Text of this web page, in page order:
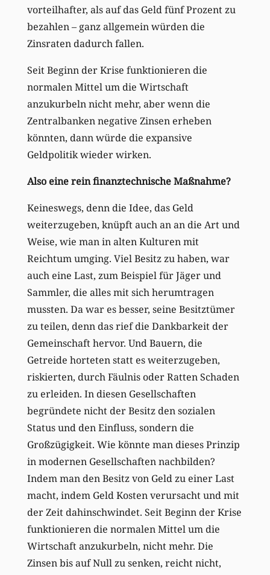
vorteilhafter, als auf das Geld fünf Prozent zu
bezahlen – ganz allgemein würden die
Zinsraten dadurch fallen.
Seit Beginn der Krise funktionieren die
normalen Mittel um die Wirtschaft
anzukurbeln nicht mehr, aber wenn die
Zentralbanken negative Zinsen erheben
könnten, dann würde die expansive
Geldpolitik wieder wirken.
Also eine rein finanztechnische Maßnahme?
Keineswegs, denn die Idee, das Geld
weiterzugeben, knüpft auch an an die Art und
Weise, wie man in alten Kulturen mit
Reichtum umging. Viel Besitz zu haben, war
auch eine Last, zum Beispiel für Jäger und
Sammler, die alles mit sich herumtragen
mussten. Da war es besser, seine Besitztümer
zu teilen, denn das rief die Dankbarkeit der
Gemeinschaft hervor. Und Bauern, die
Getreide horteten statt es weiterzugeben,
riskierten, durch Fäulnis oder Ratten Schaden
zu erleiden. In diesen Gesellschaften
begründete nicht der Besitz den sozialen
Status und den Einfluss, sondern die
Großzügigkeit. Wie könnte man dieses Prinzip
in modernen Gesellschaften nachbilden?
Indem man den Besitz von Geld zu einer Last
macht, indem Geld Kosten verursacht und mit
der Zeit dahinschwindet. Seit Beginn der Krise
funktionieren die normalen Mittel um die
Wirtschaft anzukurbeln, nicht mehr. Die
Zinsen bis auf Null zu senken, reicht nicht,